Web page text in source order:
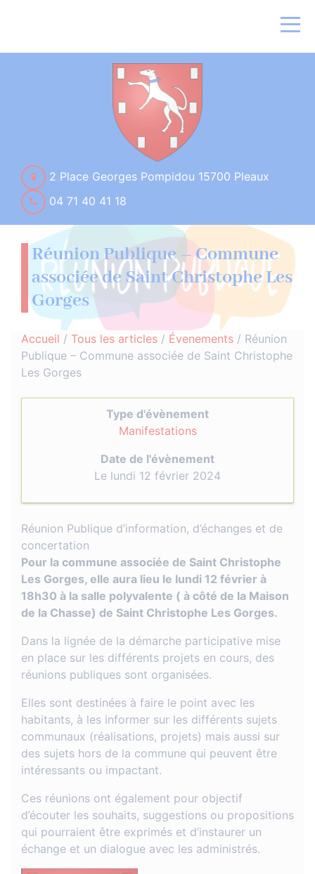
2 Place Georges Pompidou 15700 Pleaux
04 71 40 41 18
Réunion Publique – Commune
associée de Saint Christophe Les
Gorges
Accueil / Tous les articles / Évenements / Réunion
Publique – Commune associée de Saint Christophe
Les Gorges
Type d'évènement
Manifestations
Date de l'évènement
Le lundi 12 février 2024
Réunion Publique d’information, d’échanges et de
concertation
Pour la commune associée de Saint Christophe
Les Gorges, elle aura lieu le lundi 12 février à
18h30 à la salle polyvalente ( à côté de la Maison
de la Chasse) de Saint Christophe Les Gorges.
Dans la lignée de la démarche participative mise
en place sur les différents projets en cours, des
réunions publiques sont organisées.
Elles sont destinées à faire le point avec les
habitants, à les informer sur les différents sujets
communaux (réalisations, projets) mais aussi sur
des sujets hors de la commune qui peuvent être
intéressants ou impactant.
Ces réunions ont également pour objectif
d’écouter les souhaits, suggestions ou propositions
qui pourraient être exprimés et d’instaurer un
échange et un dialogue avec les administrés.